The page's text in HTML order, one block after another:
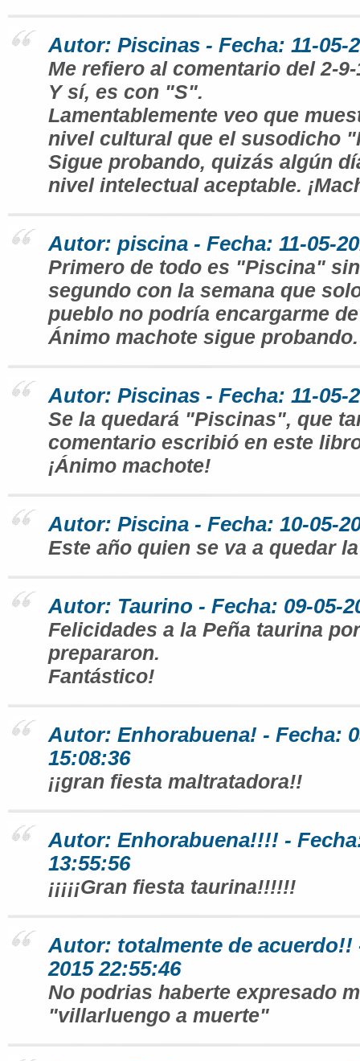
Autor: Piscinas - Fecha: 11-05-
Me refiero al comentario del 2-9-
Y sí, es con "S".
Lamentablemente veo que
nivel cultural que el susodicho
Sigue probando, quizás algún
nivel intelectual aceptable.
Autor: piscina - Fecha: 11-05-
Primero de todo es "Piscina"
segundo con la semana que
pueblo no podría encargarme
Ánimo machote sigue probando.
Autor: Piscinas - Fecha: 11-05-
Se la quedará "Piscinas", que
comentario escribió en este
¡Ánimo machote!
Autor: Piscina - Fecha: 10-05-
Este año quien se va a quedar
Autor: Taurino - Fecha: 09-05-
Felicidades a la Peña taurina
prepararon.
Fantástico!
Autor: Enhorabuena! - Fecha:
15:08:36
¡¡gran fiesta maltratadora!!
Autor: Enhorabuena!!!! -
13:55:56
¡¡¡¡¡Gran fiesta taurina!!!!!!
Autor: totalmente de acuerdo!!
2015 22:55:46
No podrias haberte expresado
"villarluengo a muerte"